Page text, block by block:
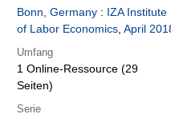
Bonn, Germany : IZA Institute
of Labor Economics, April
Umfang
1 Online-Ressource (29
Seiten)
Serie